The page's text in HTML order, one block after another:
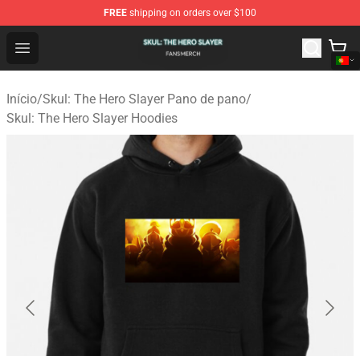
FREE shipping on orders over $100
Open menu
Skul: The Hero Slayer Shop - Official Skul: The Hero
Início/Skul: The Hero Slayer Pano de pano/
Skul: The Hero Slayer Hoodies